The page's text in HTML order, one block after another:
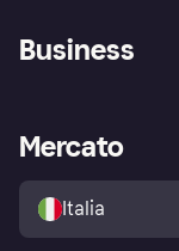
Esplora i negozi
Politica di protezione
dell'acquirente Klarna
Business
Accesso aziende
Mercato
Italia